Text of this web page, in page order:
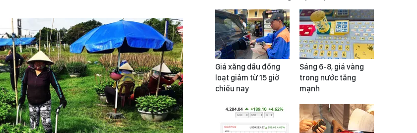
Giá xăng dầu đồng
loạt giảm từ 15 giờ
chiều nay
Sáng 6-8, giá vàng
trong nước tăng
mạnh